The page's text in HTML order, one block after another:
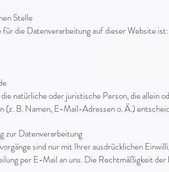
Stelle
die Datenverarbeitung auf dieser Website ist:
natürliche oder juristische Person, die allein
(z. B. Namen, E-Mail-Adressen o. Ä.)
zur Datenverarbeitung
sind nur mit Ihrer ausdrücklichen
per E-Mail an uns. Die Rechtmäßigkeit